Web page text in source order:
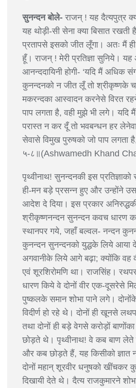
सुनन्दन बोले- राजन् ! यह दैत्यपुत्र
यह थोड़ी-सी सेना क्या बिसात
प्रतापसे इसको जीत लूँगा। अतः मैं
हूँ। राजन् ! मेरी प्रतिज्ञा सुनिये।
आनन्ददायिनी होगी- ‘यदि मैं अधिक
कुनन्दनको न जीत लूँ तो श्रीकृष्णके
मकरन्दका आस्वादन करनेसे विरत
पाप लगता है, वही मुझे भी लगे। यदि
परास्त न कर दूँ तो भवबन्धन हर
सेवासे विमुख पुरुषको जो पाप लगता
५-८॥(Ashwamedh Khand
पृथ्वीनाथ! सुनन्दनकी इस
ही-मन बड़े प्रसन्न हुए और उन्होंने उस
आदेश दे दिया। इस प्रकार
श्रीकृष्णनन्दन सुनन्दन कवच धारण
स्थानपर गये, जहाँ बल्वल- नन्दन
कुनन्दन सुनन्दनको युद्धके लिये आया
अगवानीके लिये आगे बढ़ा; क्योंकि वह
एवं शूरशिरोमणि था। राजसिंह।
धारण किये वे दोनों वीर एक-दूसरेसे
पुष्कलके समान शोभा पाने लगे।
विदीर्ण हो रहे थे। दोनों ही खूनसे
तथा दोनों ही बड़े वेगसे करोड़ों
छोड़ते थे। पृथ्वीनाथ! वे कब बाण
और कब छोड़ते हैं, यह किसीको ज्ञात
दोनों महान् शूरवीर धनुषको खींचकर
दिखायी देते थे। दैत्य राजकुमारने